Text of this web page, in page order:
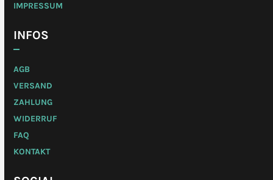
IMPRESSUM
INFOS
AGB
VERSAND
ZAHLUNG
WIDERRUF
FAQ
KONTAKT